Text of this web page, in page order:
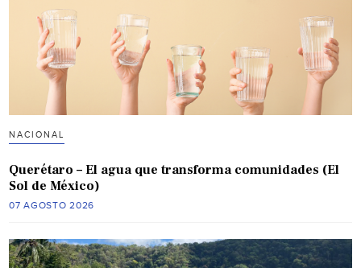
NACIONAL
Querétaro – El agua que transforma comunidades (El
Sol de México)
07 AGOSTO 2026